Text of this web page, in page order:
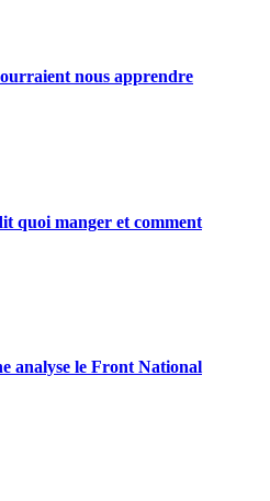
nous apprendre
quoi manger et comment
analyse le Front National